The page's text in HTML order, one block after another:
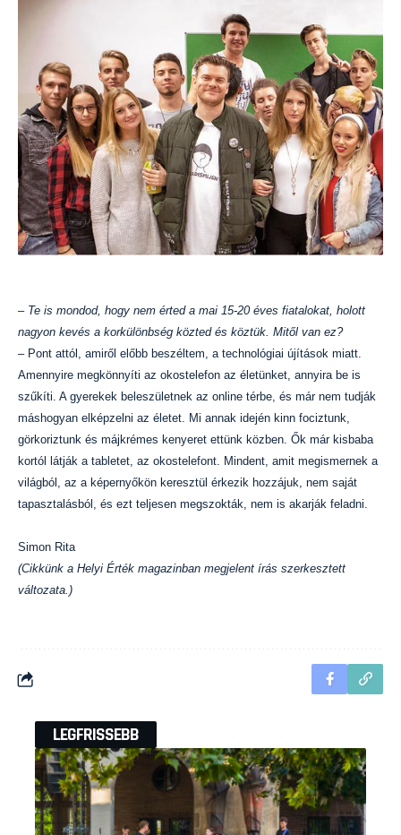
– Te is mondod, hogy nem érted a mai 15-20 éves fiatalokat, holott
nagyon kevés a korkülönbség közted és köztük. Mitől van ez?
– Pont attól, amiről előbb beszéltem, a technológiai újítások miatt.
Amennyire megkönnyíti az okostelefon az életünket, annyira be is
szűkíti. A gyerekek beleszületnek az online térbe, és már nem tudják
máshogyan elképzelni az életet. Mi annak idején kinn fociztunk,
görkoriztunk és májkrémes kenyeret ettünk közben. Ők már kisbaba
kortól látják a tabletet, az okostelefont. Mindent, amit megismernek a
világból, az a képernyőkön keresztül érkezik hozzájuk, nem saját
tapasztalásból, és ezt teljesen megszokták, nem is akarják feladni.
Simon Rita
(Cikkünk a Helyi Érték magazinban megjelent írás szerkesztett
változata.)
LEGFRISSEBB